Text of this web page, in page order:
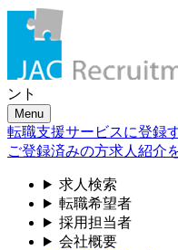
ント
Menu
転職支援サービスに登録
ご登録済みの方求人紹介
求人検索
転職希望者
採用担当者
会社概要